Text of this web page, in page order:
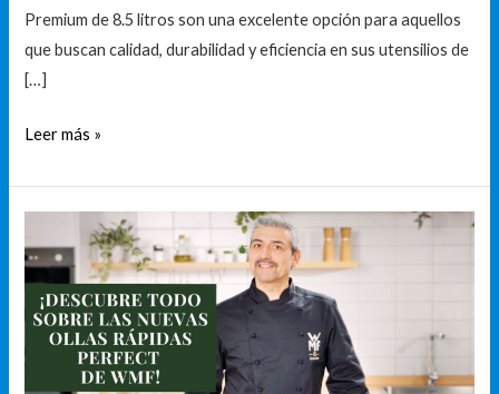
Premium de 8.5 litros son una excelente opción para aquellos
que buscan calidad, durabilidad y eficiencia en sus utensilios de
[…]
Leer más »
el
mejor
precio
para